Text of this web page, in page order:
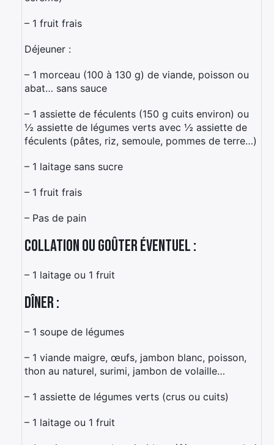
– 1 fruit frais
Déjeuner :
– 1 morceau (100 à 130 g) de viande, poisson ou
abat… sans sauce
– 1 assiette de féculents (150 g cuits environ) ou
½ assiette de légumes verts avec ½ assiette de
féculents (pâtes, riz, semoule, pommes de terre…)
– 1 laitage sans sucre
– 1 fruit frais
– Pas de pain
Collation ou goûter éventuel :
– 1 laitage ou 1 fruit
Dîner :
– 1 soupe de légumes
– 1 viande maigre, œufs, jambon blanc, poisson,
thon au naturel, surimi, jambon de volaille…
– 1 assiette de légumes verts (crus ou cuits)
– 1 laitage ou 1 fruit